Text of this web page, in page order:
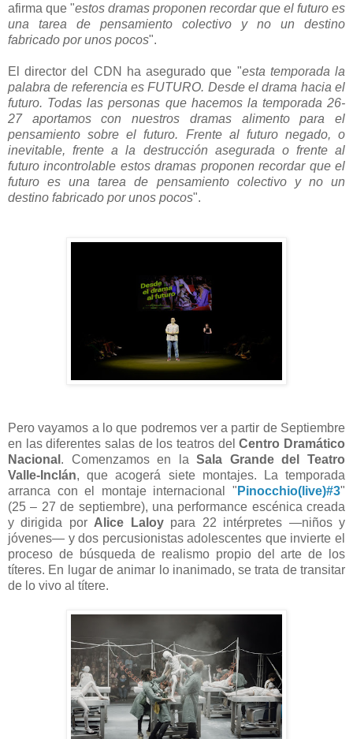
afirma que "estos dramas proponen recordar que el futuro es
una tarea de pensamiento colectivo y no un destino
fabricado por unos pocos".
El director del CDN ha asegurado que "esta temporada la
palabra de referencia es FUTURO. Desde el drama hacia el
futuro. Todas las personas que hacemos la temporada 26-
27 aportamos con nuestros dramas alimento para el
pensamiento sobre el futuro. Frente al futuro negado, o
inevitable, frente a la destrucción asegurada o frente al
futuro incontrolable estos dramas proponen recordar que el
futuro es una tarea de pensamiento colectivo y no un
destino fabricado por unos pocos".
Pero vayamos a lo que podremos ver a partir de Septiembre
en las diferentes salas de los teatros delCentro Dramático
Nacional . Comenzamos en laSala Grande del Teatro
Valle-Inclán, que acogerá siete montajes. La temporada
arranca con el montaje internacional " Pinocchio(live)#3"
(25 – 27 de septiembre), una performance escénica creada
y dirigida por Alice Laloypara 22 intérpretes —niños y
jóvenes— y dos percusionistas adolescentes que invierte el
proceso de búsqueda de realismo propio del arte de los
títeres. En lugar de animar lo inanimado, se trata de transitar
de lo vivo al títere.